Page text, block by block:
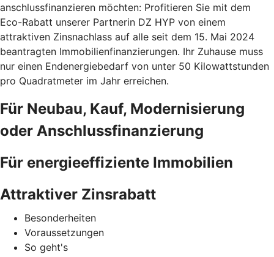
anschlussfinanzieren möchten: Profitieren Sie mit dem
Eco-Rabatt unserer Partnerin DZ HYP von einem
attraktiven Zinsnachlass auf alle seit dem 15. Mai 2024
beantragten Immobilienfinanzierungen. Ihr Zuhause muss
nur einen Endenergiebedarf von unter 50 Kilowattstunden
pro Quadratmeter im Jahr erreichen.
Für Neubau, Kauf, Modernisierung
oder Anschlussfinanzierung
Für energieeffiziente Immobilien
Attraktiver Zinsrabatt
Besonderheiten
Voraussetzungen
So geht's